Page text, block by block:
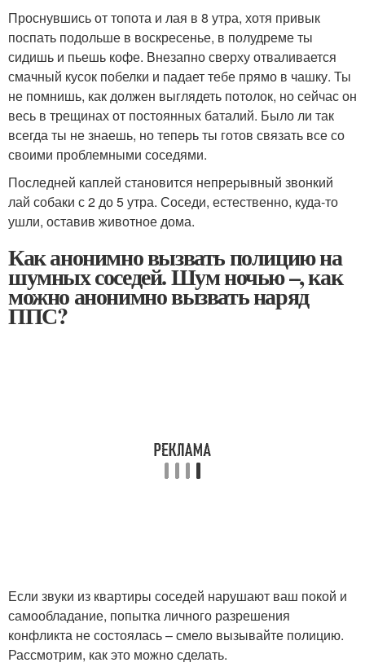
Проснувшись от топота и лая в 8 утра, хотя привык
поспать подольше в воскресенье, в полудреме ты
сидишь и пьешь кофе. Внезапно сверху отваливается
смачный кусок побелки и падает тебе прямо в чашку. Ты
не помнишь, как должен выглядеть потолок, но сейчас он
весь в трещинах от постоянных баталий. Было ли так
всегда ты не знаешь, но теперь ты готов связать все со
своими проблемными соседями.
Последней каплей становится непрерывный звонкий
лай собаки с 2 до 5 утра. Соседи, естественно, куда-то
ушли, оставив животное дома.
Как анонимно вызвать полицию на
шумных соседей. Шум ночью –, как
можно анонимно вызвать наряд
ППС?
Если звуки из квартиры соседей нарушают ваш покой и
самообладание, попытка личного разрешения
конфликта не состоялась – смело вызывайте полицию.
Рассмотрим, как это можно сделать.